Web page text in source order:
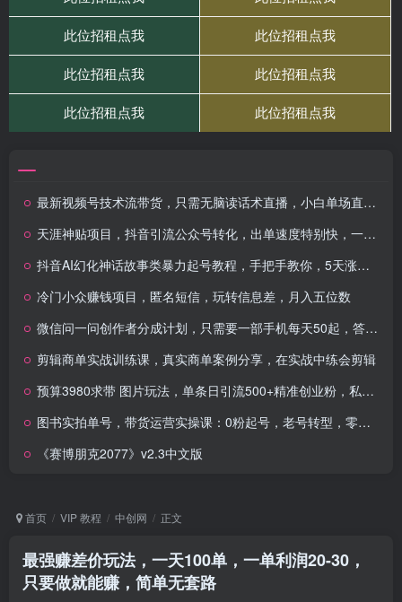
最新视频号技术流带货，只需无脑读话术直播，小白单场直播纯收益也能轻…
天涯神贴项目，抖音引流公众号转化，出单速度特别快，一周日收益破千
抖音AI幻化神话故事类暴力起号教程，手把手教你，5天涨粉1万
冷门小众赚钱项目，匿名短信，玩转信息差，月入五位数
微信问一问创作者分成计划，只需要一部手机每天50起，答题即得可长期操…
剪辑商单实战训练课，真实商单案例分享，在实战中练会剪辑
预算3980求带 图片玩法，单条日引流500+精准创业粉，私信根本回不完
图书实拍单号，带货运营实操课：0粉起号，老号转型，零基础入门+进阶
《赛博朋克2077》v2.3中文版
首页 VIP 教程 中创网 正文
最强赚差价玩法，一天100单，一单利润20-30，
只要做就能赚，简单无套路